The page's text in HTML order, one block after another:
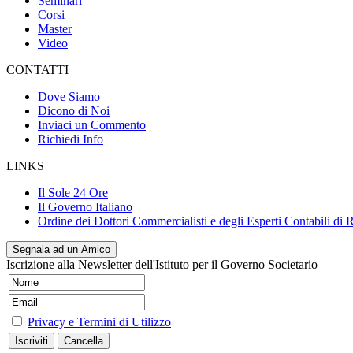
Corsi
Master
Video
CONTATTI
Dove Siamo
Dicono di Noi
Inviaci un Commento
Richiedi Info
LINKS
Il Sole 24 Ore
Il Governo Italiano
Ordine dei Dottori Commercialisti e degli Esperti Contabili di
Segnala ad un Amico
Iscrizione alla Newsletter dell'Istituto per il Governo Societario
Privacy e Termini di Utilizzo